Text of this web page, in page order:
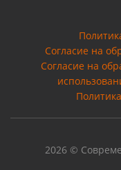
Согласие на
Cогласие на
2026 ©